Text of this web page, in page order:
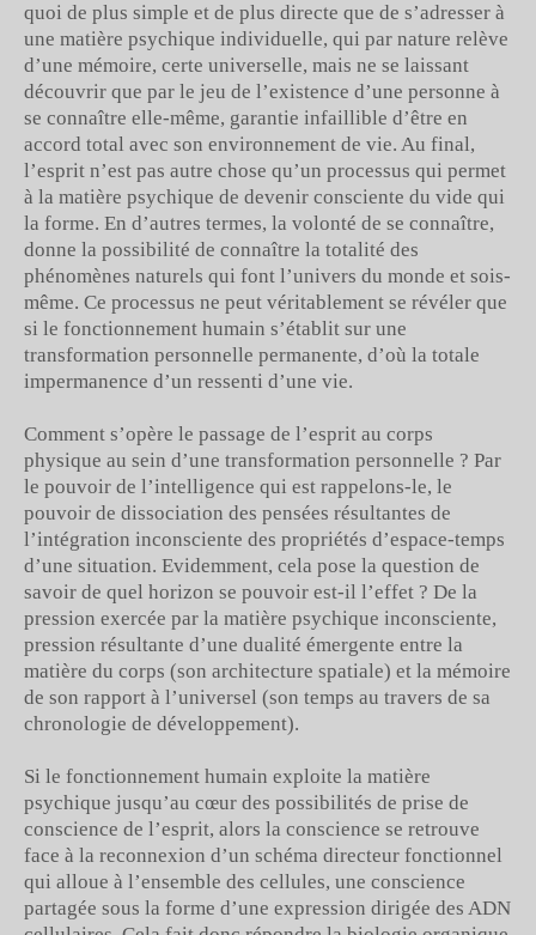
quoi de plus simple et de plus directe que de s’adresser à
une matière psychique individuelle, qui par nature relève
d’une mémoire, certe universelle, mais ne se laissant
découvrir que par le jeu de l’existence d’une personne à
se connaître elle-même, garantie infaillible d’être en
accord total avec son environnement de vie. Au final,
l’esprit n’est pas autre chose qu’un processus qui permet
à la matière psychique de devenir consciente du vide qui
la forme. En d’autres termes, la volonté de se connaître,
donne la possibilité de connaître la totalité des
phénomènes naturels qui font l’univers du monde et sois-
même. Ce processus ne peut véritablement se révéler que
si le fonctionnement humain s’établit sur une
transformation personnelle permanente, d’où la totale
impermanence d’un ressenti d’une vie.
Comment s’opère le passage de l’esprit au corps
physique au sein d’une transformation personnelle ? Par
le pouvoir de l’intelligence qui est rappelons-le, le
pouvoir de dissociation des pensées résultantes de
l’intégration inconsciente des propriétés d’espace-temps
d’une situation. Evidemment, cela pose la question de
savoir de quel horizon se pouvoir est-il l’effet ? De la
pression exercée par la matière psychique inconsciente,
pression résultante d’une dualité émergente entre la
matière du corps (son architecture spatiale) et la mémoire
de son rapport à l’universel (son temps au travers de sa
chronologie de développement).
Si le fonctionnement humain exploite la matière
psychique jusqu’au cœur des possibilités de prise de
conscience de l’esprit, alors la conscience se retrouve
face à la reconnexion d’un schéma directeur fonctionnel
qui alloue à l’ensemble des cellules, une conscience
partagée sous la forme d’une expression dirigée des ADN